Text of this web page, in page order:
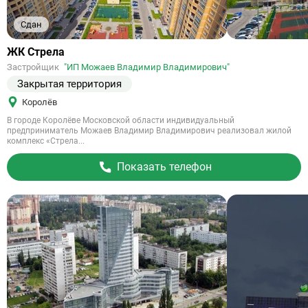
Сдан
Ссылка
объект
ЖК Стрела
Застройщик "ИП Можаев Владимир Владимирович"
Закрытая территория
Королёв
В городе Королёве Московской области индивидуальный
предприниматель Можаев Владимир Владимирович реализовал жилой
комплекс «Стрела...
Показать телефон